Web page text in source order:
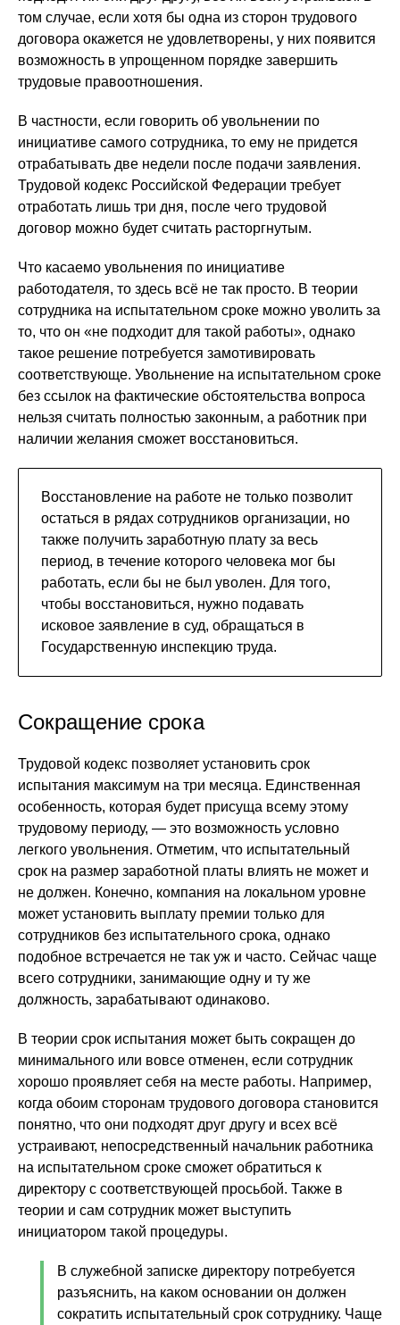
том случае, если хотя бы одна из сторон трудового
договора окажется не удовлетворены, у них появится
возможность в упрощенном порядке завершить
трудовые правоотношения.
В частности, если говорить об увольнении по
инициативе самого сотрудника, то ему не придется
отрабатывать две недели после подачи заявления.
Трудовой кодекс Российской Федерации требует
отработать лишь три дня, после чего трудовой
договор можно будет считать расторгнутым.
Что касаемо увольнения по инициативе
работодателя, то здесь всё не так просто. В теории
сотрудника на испытательном сроке можно уволить за
то, что он «не подходит для такой работы», однако
такое решение потребуется замотивировать
соответствующе. Увольнение на испытательном сроке
без ссылок на фактические обстоятельства вопроса
нельзя считать полностью законным, а работник при
наличии желания сможет восстановиться.
Восстановление на работе не только позволит
остаться в рядах сотрудников организации, но
также получить заработную плату за весь
период, в течение которого человека мог бы
работать, если бы не был уволен. Для того,
чтобы восстановиться, нужно подавать
исковое заявление в суд, обращаться в
Государственную инспекцию труда.
Сокращение срока
Трудовой кодекс позволяет установить срок
испытания максимум на три месяца. Единственная
особенность, которая будет присуща всему этому
трудовому периоду, — это возможность условно
легкого увольнения. Отметим, что испытательный
срок на размер заработной платы влиять не может и
не должен. Конечно, компания на локальном уровне
может установить выплату премии только для
сотрудников без испытательного срока, однако
подобное встречается не так уж и часто. Сейчас чаще
всего сотрудники, занимающие одну и ту же
должность, зарабатывают одинаково.
В теории срок испытания может быть сокращен до
минимального или вовсе отменен, если сотрудник
хорошо проявляет себя на месте работы. Например,
когда обоим сторонам трудового договора становится
понятно, что они подходят друг другу и всех всё
устраивают, непосредственный начальник работника
на испытательном сроке сможет обратиться к
директору с соответствующей просьбой. Также в
теории и сам сотрудник может выступить
инициатором такой процедуры.
В служебной записке директору потребуется
разъяснить, на каком основании он должен
сократить испытательный срок сотруднику. Чаще